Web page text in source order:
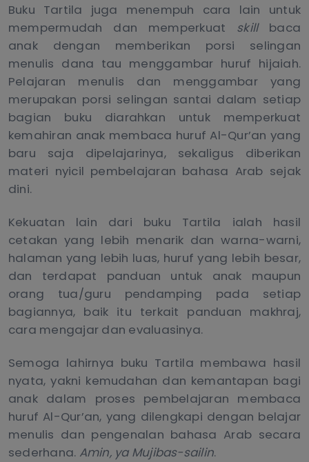
Buku Tartila juga menempuh cara lain untuk
mempermudah dan memperkuat skill baca
anak dengan memberikan porsi selingan
menulis dana tau menggambar huruf hijaiah.
Pelajaran menulis dan menggambar yang
merupakan porsi selingan santai dalam setiap
bagian buku diarahkan untuk memperkuat
kemahiran anak membaca huruf Al-Qur’an yang
baru saja dipelajarinya, sekaligus diberikan
materi nyicil pembelajaran bahasa Arab sejak
dini.
Kekuatan lain dari buku Tartila ialah hasil
cetakan yang lebih menarik dan warna-warni,
halaman yang lebih luas, huruf yang lebih besar,
dan terdapat panduan untuk anak maupun
orang tua/guru pendamping pada setiap
bagiannya, baik itu terkait panduan makhraj,
cara mengajar dan evaluasinya.
Semoga lahirnya buku Tartila membawa hasil
nyata, yakni kemudahan dan kemantapan bagi
anak dalam proses pembelajaran membaca
huruf Al-Qur’an, yang dilengkapi dengan belajar
menulis dan pengenalan bahasa Arab secara
sederhana. Amin, ya Mujibas-sailin.